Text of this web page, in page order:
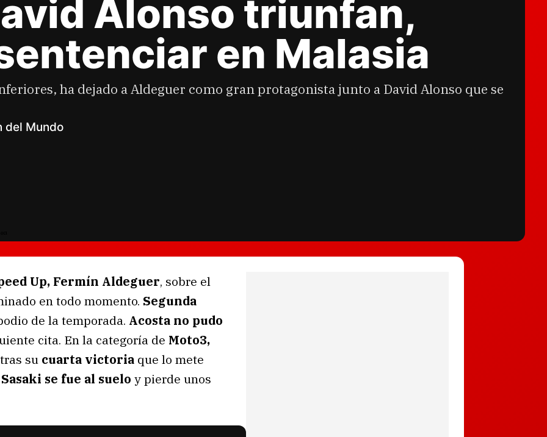
Alonso triunfan,
en Malasia
ha dejado a Aldeguer como gran protagonista junto a David Alonso que se
del Mundo
Up, Fermín Aldeguer, sobre el
en todo momento. Segunda
de la temporada. Acosta no pudo
cita. En la categoría de Moto3,
tras su cuarta victoria que lo mete
se fue al suelo y pierde unos